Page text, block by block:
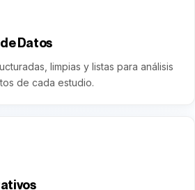
Datos
limpias y listas para análisis
de cada estudio.